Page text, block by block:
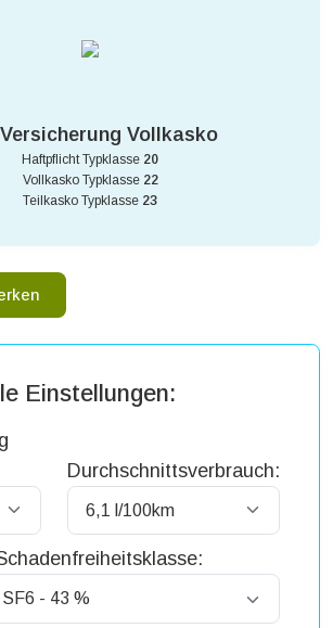
Vollkasko
Haftpflicht Typklasse 20
Vollkasko Typklasse 22
Teilkasko Typklasse 23
Einstellungen:
Durchschnittsverbrauch: